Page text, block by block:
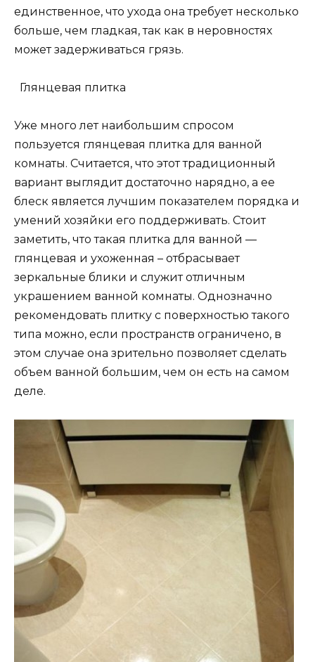
единственное, что ухода она требует несколько
больше, чем гладкая, так как в неровностях
может задерживаться грязь.
Глянцевая плитка
Уже много лет наибольшим спросом
пользуется глянцевая плитка для ванной
комнаты. Считается, что этот традиционный
вариант выглядит достаточно нарядно, а ее
блеск является лучшим показателем порядка и
умений хозяйки его поддерживать. Стоит
заметить, что такая плитка для ванной —
глянцевая и ухоженная – отбрасывает
зеркальные блики и служит отличным
украшением ванной комнаты. Однозначно
рекомендовать плитку с поверхностью такого
типа можно, если пространств ограничено, в
этом случае она зрительно позволяет сделать
объем ванной большим, чем он есть на самом
деле.